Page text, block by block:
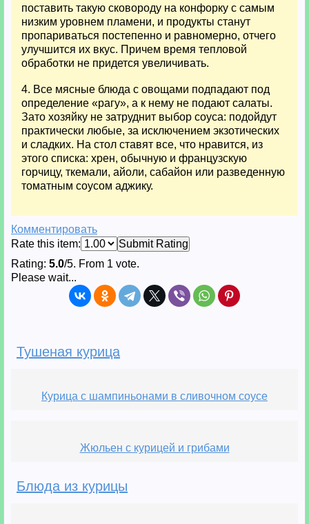
поставить такую сковороду на конфорку с самым
низким уровнем пламени, и продукты станут
пропариваться постепенно и равномерно, отчего
улучшится их вкус. Причем время тепловой
обработки не придется увеличивать.
4. Все мясные блюда с овощами подпадают под
определение «рагу», а к нему не подают салаты.
Зато хозяйку не затруднит выбор соуса: подойдут
практически любые, за исключением экзотических
и сладких. На стол ставят все, что нравится, из
этого списка: хрен, обычную и французскую
горчицу, ткемали, айоли, сабайон или разведенную
томатным соусом аджику.
Комментировать
Rate this item:
Submit Rating
Rating: 5.0/5. From 1 vote.
Please wait...
Тушеная курица
Курица с шампиньонами в сливочном соусе
Жюльен с курицей и грибами
Блюда из курицы